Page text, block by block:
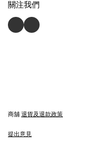
關注我們
商舖 退貨及退款政策
提出意見